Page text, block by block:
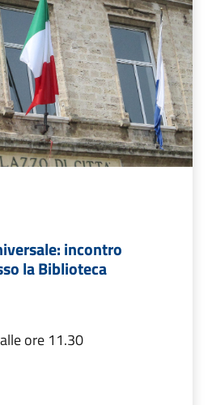
incontro
la Biblioteca
ore 11.30